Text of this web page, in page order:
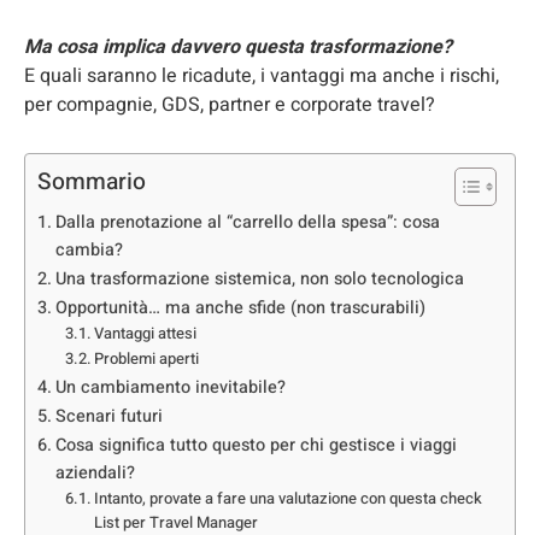
Ma cosa implica davvero questa trasformazione?
E quali saranno le ricadute, i vantaggi ma anche i rischi,
per compagnie, GDS, partner e corporate travel?
Sommario
Dalla prenotazione al “carrello della spesa”: cosa
cambia?
Una trasformazione sistemica, non solo tecnologica
Opportunità… ma anche sfide (non trascurabili)
Vantaggi attesi
Problemi aperti
Un cambiamento inevitabile?
Scenari futuri
Cosa significa tutto questo per chi gestisce i viaggi
aziendali?
Intanto, provate a fare una valutazione con questa check
List per Travel Manager